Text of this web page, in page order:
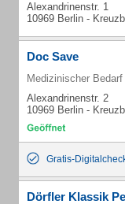
Alexandrinenstr. 1
10969 Berlin -
Doc Save
Medizinischer Bedarf
Alexandrinenstr. 2
10969 Berlin -
Gratis-
Dörfler Klassik